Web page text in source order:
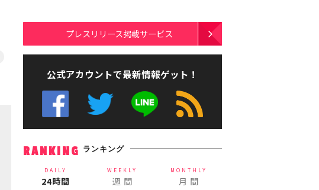
プレスリリース掲載サービス
公式アカウントで最新情報ゲット！
RANKING ランキング
DAILY
24時間
WEEKLY
週 間
MONTHLY
月 間